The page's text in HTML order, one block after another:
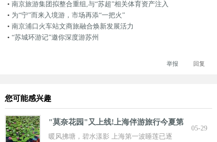
• 南京旅游集团拟整合重组,与“苏超”相关体育资产注入
• 为“宁”而来入境游，市场再添“一把火”
• 南京浦口火车站文商旅融合焕新发展活力
• “苏城环游记”邀你深度游苏州
回复
举报
您可能感兴趣
"莫奈花园"又上线!上海伴游旅行今夏第
一波
暖风拂塘，碧水漾影 上海第一波睡莲已逐
05-29